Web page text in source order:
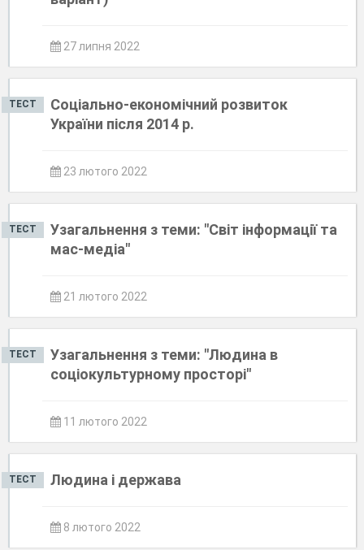
27 липня 2022
ТЕСТ
Соціально-економічний розвиток
України після 2014 р.
23 лютого 2022
ТЕСТ
Узагальнення з теми: "Світ інформації та
мас-медіа"
21 лютого 2022
ТЕСТ
Узагальнення з теми: "Людина в
соціокультурному просторі"
11 лютого 2022
ТЕСТ Людина і держава
8 лютого 2022